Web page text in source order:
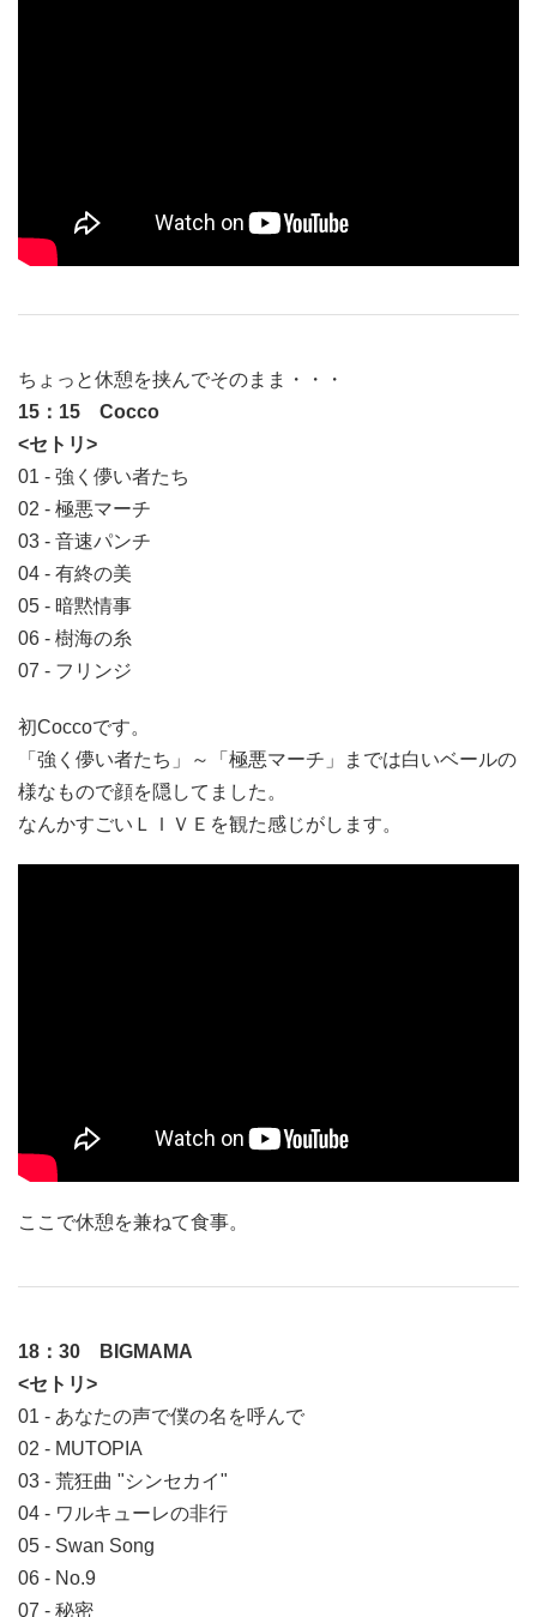
ちょっと休憩を挟んでそのまま・・・
15：15 Cocco
<セトリ>
01 - 強く儚い者たち
02 - 極悪マーチ
03 - 音速パンチ
04 - 有終の美
05 - 暗黙情事
06 - 樹海の糸
07 - フリンジ
初Coccoです。
「強く儚い者たち」～「極悪マーチ」までは白いベールの
様なもので顔を隠してました。
なんかすごいＬＩＶＥを観た感じがします。
ここで休憩を兼ねて食事。
18：30 BIGMAMA
<セトリ>
01 - あなたの声で僕の名を呼んで
02 - MUTOPIA
03 - 荒狂曲 "シンセカイ"
04 - ワルキューレの非行
05 - Swan Song
06 - No.9
07 - 秘密